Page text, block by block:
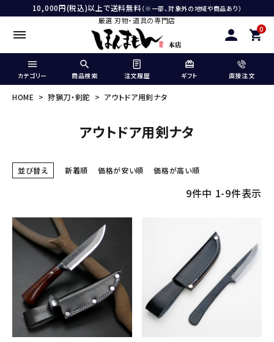
10,000円(税込)以上で送料無料（※一部、対象外の地域や商品あり）
厳選 刃物・道具の専門店
0
カテゴリー 商品検索 注文履歴 ギフト 直接注文
HOME 狩猟刀・剣鉈 アウトドア用剣ナタ
アウトドア用剣ナタ
並び替え 新着順 価格が安い順 価格が高い順
9件中 1-9件表示